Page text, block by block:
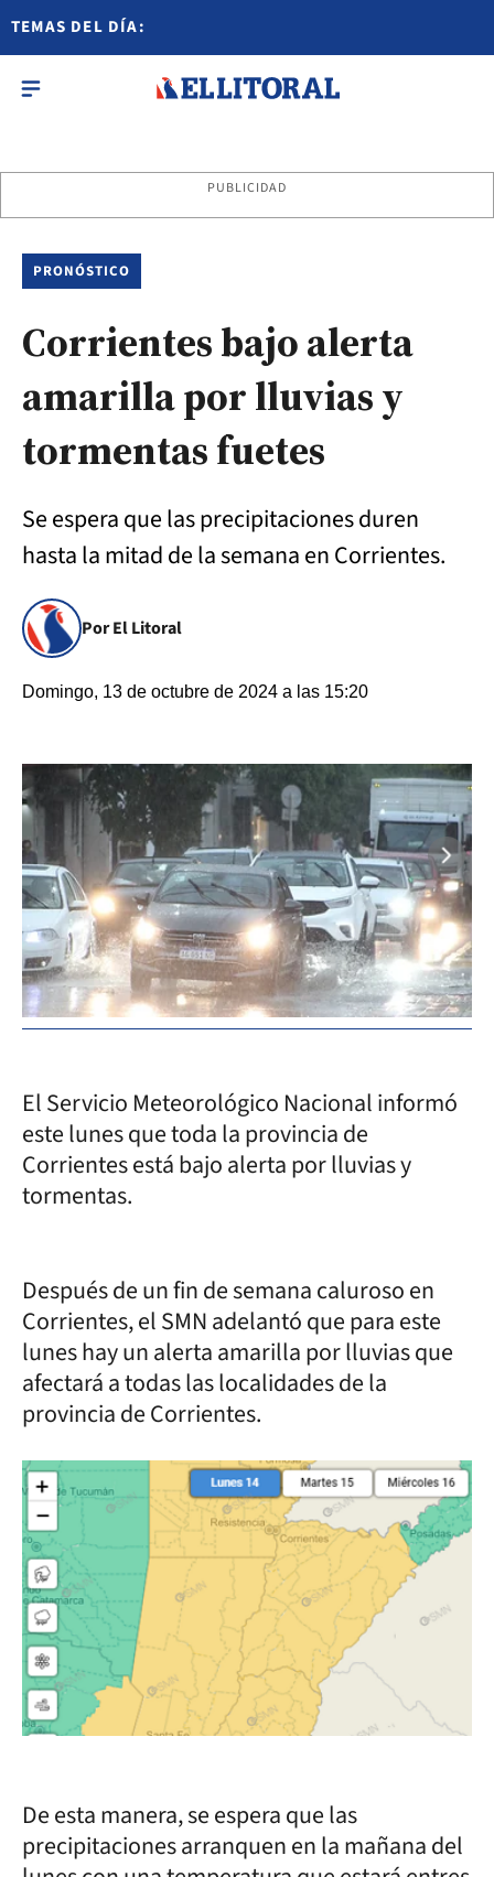
TEMAS DEL DÍA:
PUBLICIDAD
PRONÓSTICO
Corrientes bajo alerta
amarilla por lluvias y
tormentas fuetes
Se espera que las precipitaciones duren
hasta la mitad de la semana en Corrientes.
Por El Litoral
Domingo, 13 de octubre de 2024 a las 15:20
El Servicio Meteorológico Nacional informó
este lunes que toda la provincia de
Corrientes está bajo alerta por lluvias y
tormentas.
Después de un fin de semana caluroso en
Corrientes, el SMN adelantó que para este
lunes hay un alerta amarilla por lluvias que
afectará a todas las localidades de la
provincia de Corrientes.
De esta manera, se espera que las
precipitaciones arranquen en la mañana del